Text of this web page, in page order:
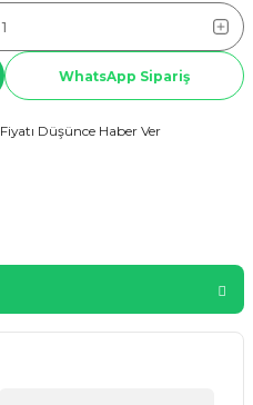
WhatsApp Sipariş
Fiyatı Düşünce Haber Ver